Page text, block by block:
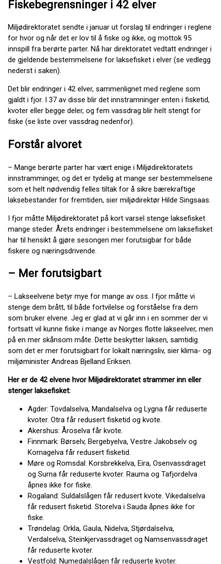
Fiskebegrensninger i 42 elver
Miljødirektoratet sendte i januar ut forslag til endringer i reglene
for hvor og når det er lov til å fiske og ikke, og mottok 95
innspill fra berørte parter. Nå har direktoratet vedtatt endringer i
de gjeldende bestemmelsene for laksefisket i elver (se vedlegg
nederst i saken).
Det blir endringer i 42 elver, sammenlignet med reglene som
gjaldt i fjor. I 37 av disse blir det innstramninger enten i fisketid,
kvoter eller begge deler, og fem vassdrag blir helt stengt for
fiske (se liste over vassdrag nedenfor).
Forstår alvoret
– Mange berørte parter har vært enige i Miljødirektoratets
innstramminger, og det er tydelig at mange ser bestemmelsene
som et helt nødvendig felles tiltak for å sikre bærekraftige
laksebestander for fremtiden, sier miljødirektør Hilde Singsaas.
I fjor måtte Miljødirektoratet på kort varsel stenge laksefisket
mange steder. Årets endringer i bestemmelsene om laksefisket
har til hensikt å gjøre sesongen mer forutsigbar for både
fiskere og næringsdrivende.
– Mer forutsigbart
– Lakseelvene betyr mye for mange av oss. I fjor måtte vi
stenge dem brått, til både fortvilelse og forståelse fra dem
som bruker elvene. Jeg er glad at vi går inn i en sommer der vi
fortsatt vil kunne fiske i mange av Norges flotte lakseelver, men
på en mer skånsom måte. Dette beskytter laksen, samtidig
som det er mer forutsigbart for lokalt næringsliv, sier klima- og
miljøminister Andreas Bjelland Eriksen.
Her er de 42 elvene hvor Miljødirektoratet strammer inn eller
stenger laksefisket:
Agder: Tovdalselva, Mandalselva og Lygna får reduserte
kvoter. Otra får redusert fisketid og kvote.
Akershus: Åroselva får kvote.
Finnmark: Børselv, Bergebyelva, Vestre Jakobselv og
Komagelva får redusert fisketid.
Møre og Romsdal: Korsbrekkelva, Eira, Osenvassdraget
og Surna får reduserte kvoter. Rauma og Tafjordelva
åpnes ikke for fiske.
Rogaland: Suldalslågen får redusert kvote. Vikedalselva
får redusert fisketid. Storelva i Sauda åpnes ikke for
fiske.
Trøndelag: Orkla, Gaula, Nidelva, Stjørdalselva,
Verdalselva, Steinkjervassdraget og Namsenvassdraget
får reduserte kvoter.
Vestfold: Numedalslågen får reduserte kvoter.